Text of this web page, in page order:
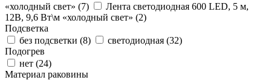
«холодный свет» (7)
Лента светодиодная 600 LED, 5 м,
12В, 9,6 Вт\м «холодный свет» (2)
Подсветка
без подсветки (8) светодиодная (32)
Подогрев
нет (24)
Материал раковины